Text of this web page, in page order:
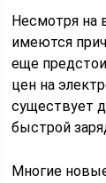
Несмотря на
имеются
еще
цен на
существует
быстрой
Многие